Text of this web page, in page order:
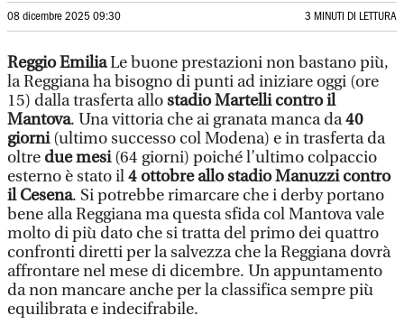
08 dicembre 2025 09:30 3 MINUTI DI LETTURA
Reggio EmiliaLe buone prestazioni non bastano più,
la Reggiana ha bisogno di punti ad iniziare oggi (ore
15) dalla trasferta allostadio Martelli contro il
Mantova. Una vittoria che ai granata manca da40
giorni(ultimo successo col Modena) e in trasferta da
oltre due mesi(64 giorni) poiché l’ultimo colpaccio
esterno è stato il4 ottobre allo stadio Manuzzi contro
il Cesena. Si potrebbe rimarcare che i derby portano
bene alla Reggiana ma questa sfida col Mantova vale
molto di più dato che si tratta del primo dei quattro
confronti diretti per la salvezza che la Reggiana dovrà
affrontare nel mese di dicembre. Un appuntamento
da non mancare anche per la classifica sempre più
equilibrata e indecifrabile.